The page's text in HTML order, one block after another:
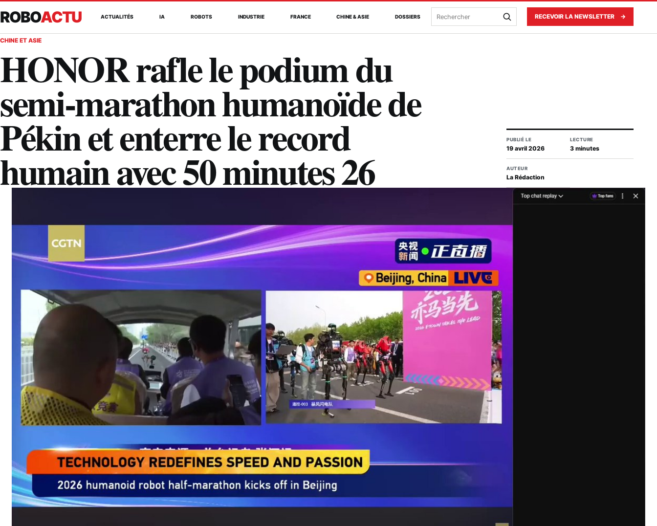
ROBOACTU ACTUALITÉS IA ROBOTS INDUSTRIE FRANCE CHINE & ASIE DOSSIERS Rechercher RECEVOIR LA NEWSLETTER →
CHINE ET ASIE
HONOR rafle le podium du
semi-marathon humanoïde de
Pékin et enterre le record
humain avec 50 minutes 26
PUBLIÉ LE
19 avril 2026
LECTURE
3 minutes
AUTEUR
La Rédaction